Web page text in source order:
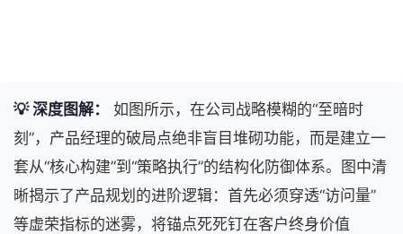
💡 深度图解：
如图所示，在公司战略模糊的“至暗时
刻”，产品经理的破局点绝非盲目堆砌功能，而是建立一
套从“核心构建”到“策略执行”的结构化防御体系。图中清
晰揭示了产品规划的进阶逻辑：首先必须穿透“访问量”
等虚荣指标的迷雾，将锚点死死钉在客户终身价值